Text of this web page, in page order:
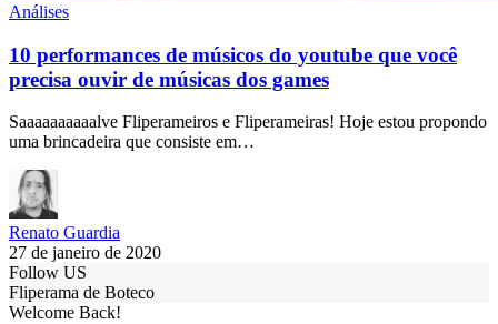
Análises
10 performances de músicos do youtube que você
precisa ouvir de músicas dos games
Saaaaaaaaaalve Fliperameiros e Fliperameiras! Hoje estou propondo
uma brincadeira que consiste em…
Renato Guardia
27 de janeiro de 2020
Follow US
Fliperama de Boteco
Welcome Back!